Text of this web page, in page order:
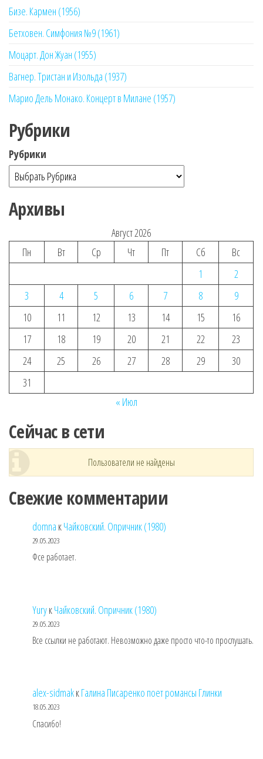
Бизе. Кармен (1956)
Бетховен. Симфония №9 (1961)
Моцарт. Дон Жуан (1955)
Вагнер. Тристан и Изольда (1937)
Марио Дель Монако. Концерт в Милане (1957)
Рубрики
Рубрики
Архивы
Август 2026
Пн
Вт Ср Чт Пт Сб
Вс
1
2
3
4 5 6 7 8
9
10
11 12 13 14 15
16
17
18 19 20 21 22
23
24
25 26 27 28 29
30
31
« Июл
Сейчас в сети
Пользователи не найдены
Свежие комментарии
domna кЧайковский. Опричник (1980)
29.05.2023
Фсе работает.
YuryкЧайковский. Опричник (1980)
29.05.2023
Все ссылки не работают. Невозможно даже просто что-то прослушать.
alex-sidmakкГалина Писаренко поет романсы Глинки
18.05.2023
Спасибо!